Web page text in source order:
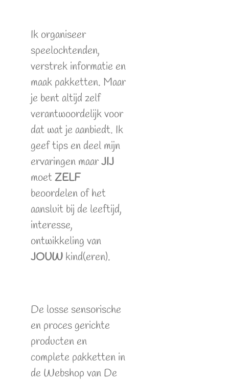
Ik organiseer
speelochtenden,
verstrek informatie en
maak pakketten. Maar
je bent altijd zelf
verantwoordelijk voor
dat wat je aanbiedt. Ik
geef tips en deel mijn
ervaringen maarJIJ
moetZELF
beoordelen of het
aansluit bij de leeftijd,
interesse,
ontwikkeling van
JOUW kind(eren).
De losse sensorische
en proces gerichte
producten en
complete pakketten in
de Webshop van De